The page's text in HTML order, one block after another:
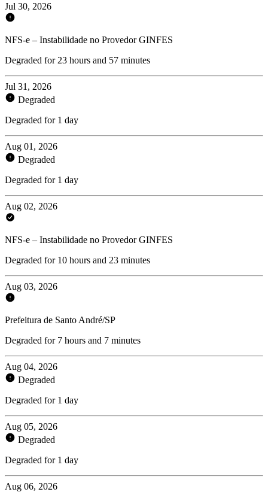
Jul 30, 2026
NFS-e – Instabilidade no Provedor GINFES
Degraded for 23 hours and 57 minutes
Jul 31, 2026
Degraded
Degraded for 1 day
Aug 01, 2026
Degraded
Degraded for 1 day
Aug 02, 2026
NFS-e – Instabilidade no Provedor GINFES
Degraded for 10 hours and 23 minutes
Aug 03, 2026
Prefeitura de Santo André/SP
Degraded for 7 hours and 7 minutes
Aug 04, 2026
Degraded
Degraded for 1 day
Aug 05, 2026
Degraded
Degraded for 1 day
Aug 06, 2026